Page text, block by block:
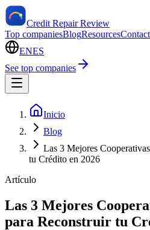
Credit Repair Review
Top companiesBlogResourcesContact
ENES
See top companies
Inicio
Blog
Las 3 Mejores
tu Crédito en 2026
Artículo
Las 3 Mejores
para Reconstruir tu